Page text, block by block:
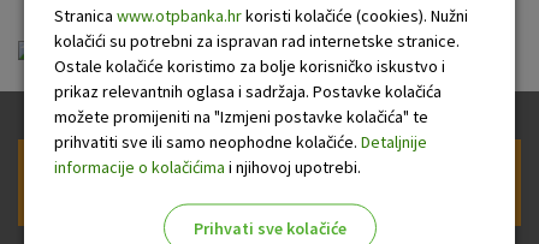
O nama Dnevno financijsko izvješće.pdf
Prijava na newsletter OTP banke
Stranica www.otpbanka.hrkoristi kolačiće (cookies). Nužni
kolačići su potrebni za ispravan rad internetske stranice.
Ostale kolačiće koristimo za bolje korisničko iskustvo i
prikaz relevantnih oglasa i sadržaja. Postavke kolačića
možete promijeniti na "Izmjeni postavke kolačića" te
prihvatiti sve ili samo neophodne kolačiće. Detaljnije
informacije o kolačićima i njihovoj upotrebi.
Prihvati sve kolačiće